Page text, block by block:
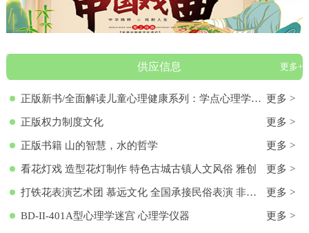
供应信息 更多+
正版新书/全面解读儿童心理健康系列：学点心理学9787572136313 正版新书/全面解读儿童心理健康系列：学点心理学 更多 >
正版权力制度文化 更多 >
正版书籍 山的智慧，水的哲学 更多 >
看花灯戏 造型花灯制作 特色古城古镇人文风俗 雅创 更多 >
打铁花表演艺术团 慕远文化 全国承接民俗表演 非物质文化遗产 更多 >
BD-II-401A型心理学迷宫 心理学仪器 更多 >